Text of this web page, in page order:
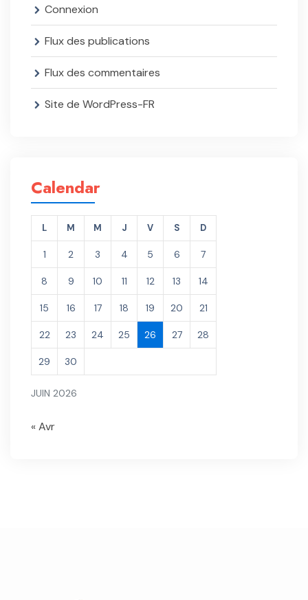
Connexion
Flux des publications
Flux des commentaires
Site de WordPress-FR
Calendar
JUIN 2026
L M M J V S D
1 2 3 4 5 6 7
8 9 10 11 12 13 14
15 16 17 18 19 20 21
22 23 24 25 26 27 28
29 30
« Avr